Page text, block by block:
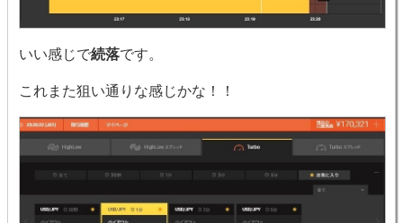
いい感じで続落です。
これまた狙い通りな感じかな！！